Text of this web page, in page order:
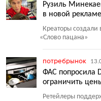
Рузиль
в новой
Креаторы создали
«Слово пацана»
потребрынок
ФАС попросила
ограничить
Ретейлеры